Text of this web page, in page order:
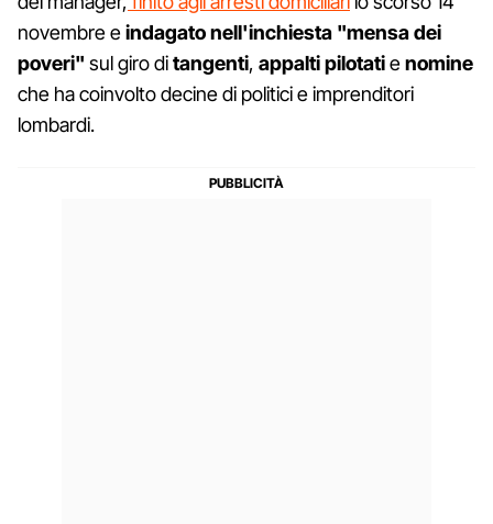
novembre eindagato nell'inchiesta "mensa dei
poveri" sul giro ditangenti, appaltipilotatienomine
che ha coinvolto decine di politici e imprenditori
lombardi.